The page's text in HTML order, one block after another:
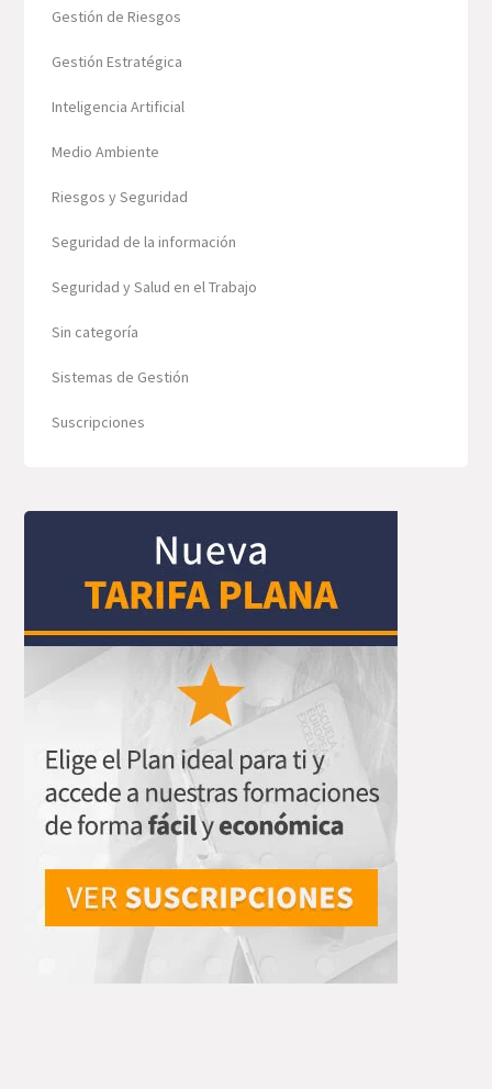
Gestión de Riesgos
Gestión Estratégica
Inteligencia Artificial
Medio Ambiente
Riesgos y Seguridad
Seguridad de la información
Seguridad y Salud en el Trabajo
Sin categoría
Sistemas de Gestión
Suscripciones